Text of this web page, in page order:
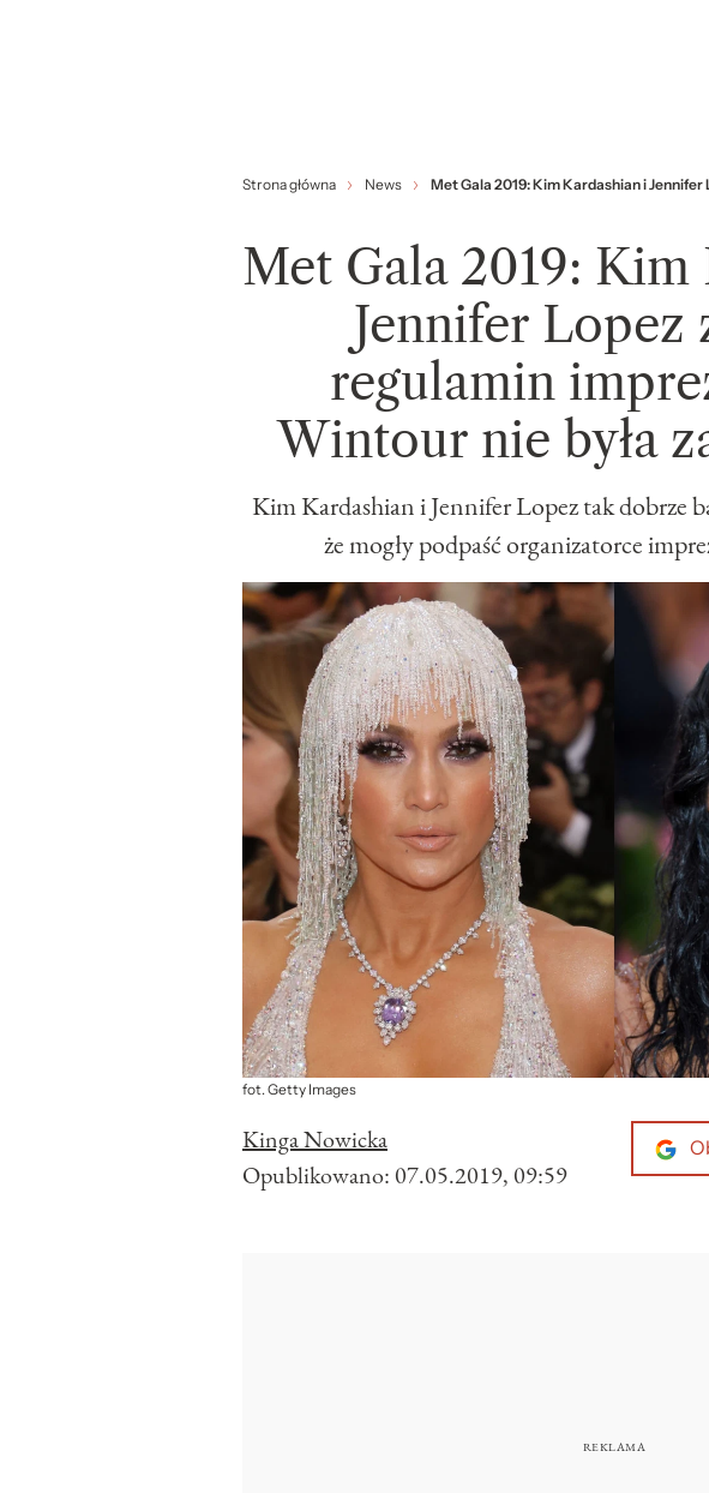
Strona główna News Met Gala 2019: Kim Kardashian i
Met Gala 2019: Kim
Jennifer Lopez
regulamin
Wintour nie była
Kim Kardashian i Jennifer Lopez tak dobrze
że mogły podpaść organizatorce
fot. Getty Images
Kinga Nowicka
Opublikowano: 07.05.2019, 09:59